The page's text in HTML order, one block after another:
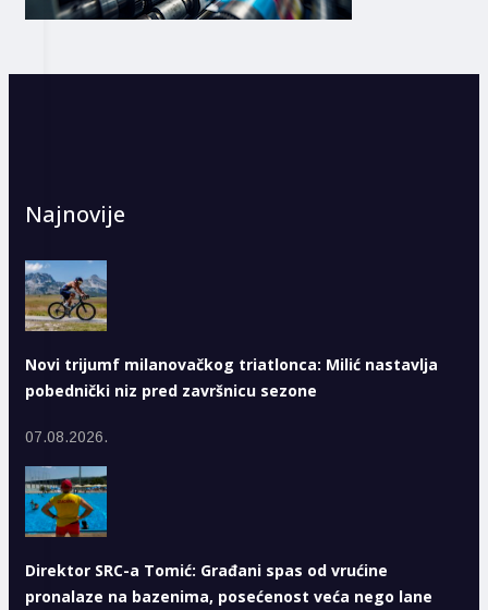
Najnovije
Novi trijumf milanovačkog triatlonca: Milić nastavlja
pobednički niz pred završnicu sezone
07.08.2026.
Direktor SRC-a Tomić: Građani spas od vrućine
pronalaze na bazenima, posećenost veća nego lane